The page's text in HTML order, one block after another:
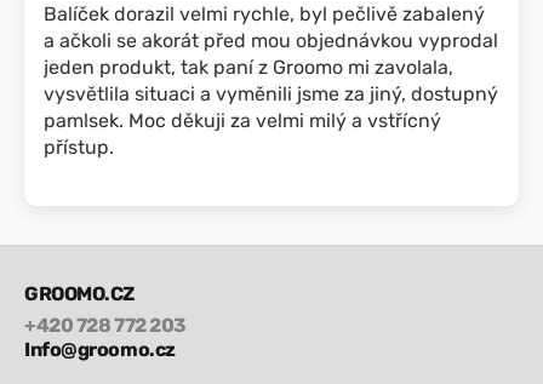
Balíček dorazil velmi rychle, byl pečlivě zabalený
a ačkoli se akorát před mou objednávkou vyprodal
jeden produkt, tak paní z Groomo mi zavolala,
vysvětlila situaci a vyměnili jsme za jiný, dostupný
pamlsek. Moc děkuji za velmi milý a vstřícný
přístup.
GROOMO.CZ
+420 728 772 203
Info@groomo.cz